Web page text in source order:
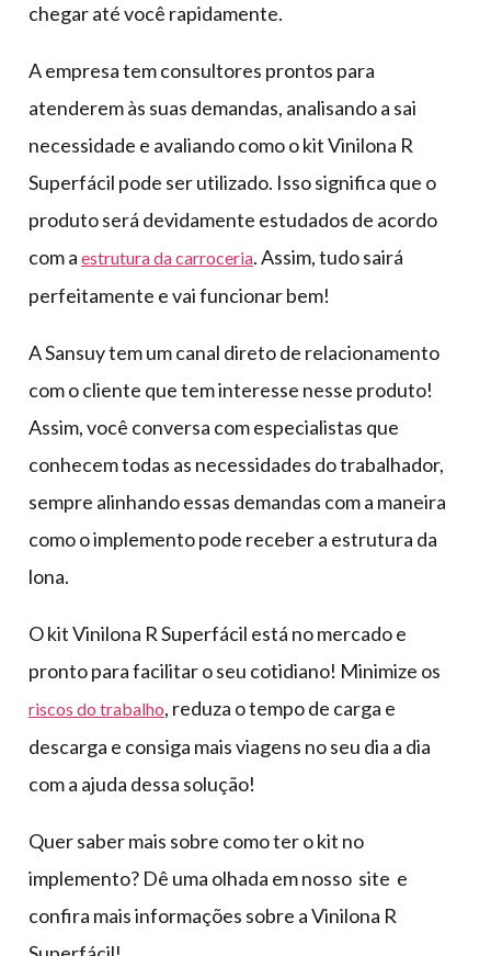
chegar até você rapidamente.
A empresa tem consultores prontos para
atenderem às suas demandas, analisando a sai
necessidade e avaliando como o kit Vinilona R
Superfácil pode ser utilizado. Isso significa que o
produto será devidamente estudados de acordo
com a estrutura da carroceria. Assim, tudo sairá
perfeitamente e vai funcionar bem!
A Sansuy tem um canal direto de relacionamento
com o cliente que tem interesse nesse produto!
Assim, você conversa com especialistas que
conhecem todas as necessidades do trabalhador,
sempre alinhando essas demandas com a maneira
como o implemento pode receber a estrutura da
lona.
O kit Vinilona R Superfácil está no mercado e
pronto para facilitar o seu cotidiano! Minimize os
riscos do trabalho, reduza o tempo de carga e
descarga e consiga mais viagens no seu dia a dia
com a ajuda dessa solução!
Quer saber mais sobre como ter o kit no
implemento? Dê uma olhada em nosso site e
confira mais informações sobre a Vinilona R